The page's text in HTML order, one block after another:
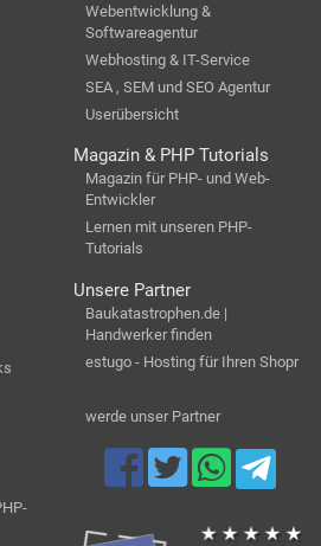
Webentwicklung &
Softwareagentur
Webhosting & IT-Service
SEA , SEM und SEO Agentur
Userübersicht
Magazin & PHP Tutorials
Magazin für PHP- und Web-
Entwickler
Lernen mit unseren PHP-
Tutorials
Unsere Partner
Baukatastrophen.de |
Handwerker finden
estugo - Hosting für Ihren Shopr
werde unser Partner